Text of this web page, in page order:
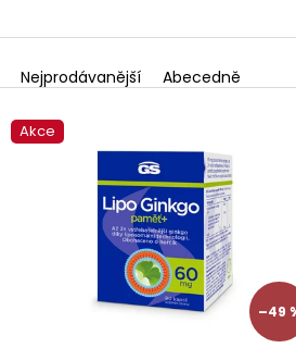
Nejprodávanější Abecedně
Akce
–49